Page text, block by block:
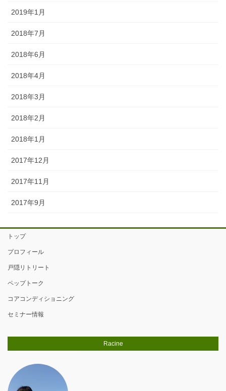
2019年1月
2018年7月
2018年6月
2018年4月
2018年3月
2018年2月
2018年1月
2017年12月
2017年11月
2017年9月
トップ
プロフィール
戸隠リトリート
ペップトーク
コアコンディショニング
セミナー情報
Racine